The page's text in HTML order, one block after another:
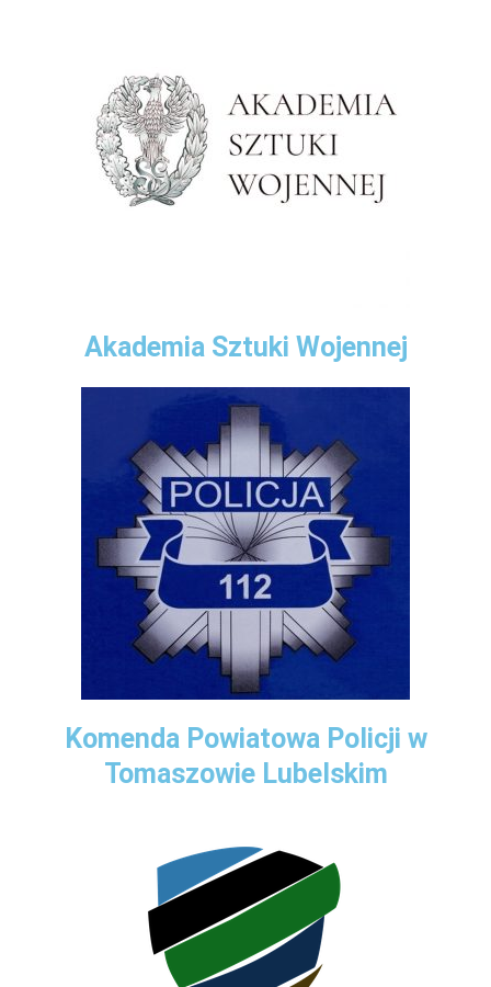
Akademia Sztuki Wojennej
Komenda Powiatowa Policji w
Tomaszowie Lubelskim